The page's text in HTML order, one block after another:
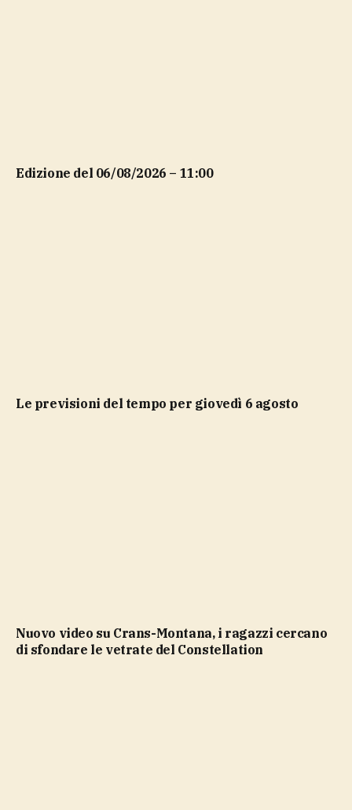
Edizione del 06/08/2026 – 11:00
Le previsioni del tempo per giovedì 6 agosto
Nuovo video su Crans-Montana, i ragazzi cercano
di sfondare le vetrate del Constellation